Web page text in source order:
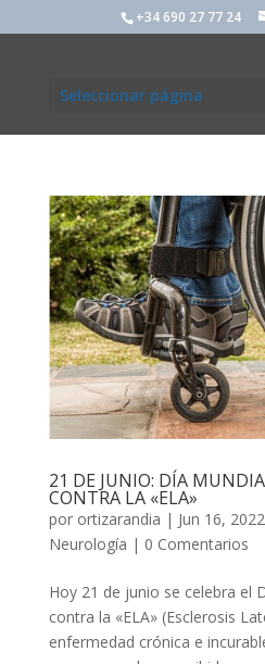
+34 690 27 77 24
Seleccionar página
21 DE JUNIO: DÍA
CONTRA LA «ELA»
por ortizarandia | Jun 16, 2022
Neurología | 0 Comentarios
Hoy 21 de junio se celebra el
contra la «ELA» (Esclerosis
enfermedad crónica e